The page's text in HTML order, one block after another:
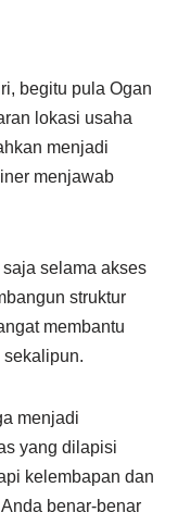
begitu pula Ogan
lokasi usaha
menjadi
menjawab
selama akses
struktur
membantu
menjadi
yang dilapisi
kelembapan dan
benar-benar